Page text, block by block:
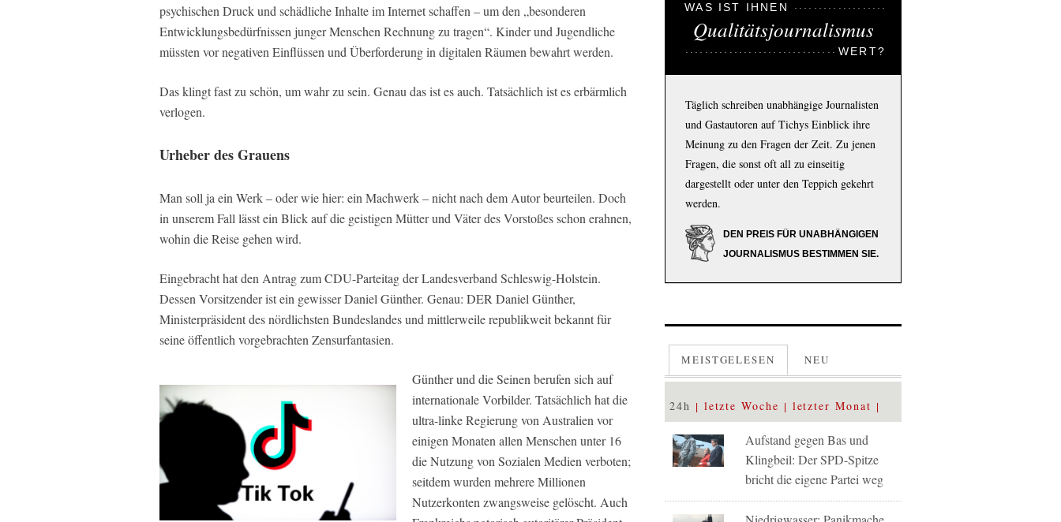
psychischen Druck und schädliche Inhalte im Internet schaffen – um den „besonderen
Entwicklungsbedürfnissen junger Menschen Rechnung zu tragen“. Kinder und Jugendliche
müssten vor negativen Einflüssen und Überforderung in digitalen Räumen bewahrt werden.
Das klingt fast zu schön, um wahr zu sein. Genau das ist es auch. Tatsächlich ist es erbärmlich
verlogen.
Urheber des Grauens
Man soll ja ein Werk – oder wie hier: ein Machwerk – nicht nach dem Autor beurteilen. Doch
in unserem Fall lässt ein Blick auf die geistigen Mütter und Väter des Vorstoßes schon erahnen,
wohin die Reise gehen wird.
Eingebracht hat den Antrag zum CDU-Parteitag der Landesverband Schleswig-Holstein.
Dessen Vorsitzender ist ein gewisser Daniel Günther. Genau: DER Daniel Günther,
Ministerpräsident des nördlichsten Bundeslandes und mittlerweile republikweit bekannt für
seine öffentlich vorgebrachten Zensurfantasien.
Günther und die Seinen berufen sich auf
internationale Vorbilder. Tatsächlich hat die
ultra-linke Regierung von Australien vor
einigen Monaten allen Menschen unter 16
die Nutzung von Sozialen Medien verboten;
seitdem wurden mehrere Millionen
Nutzerkonten zwangsweise gelöscht. Auch
WAS IST IHNEN
Qualitätsjournalismus
WERT?
Täglich schreiben unabhängige Journalisten
und Gastautoren auf Tichys Einblick ihre
Meinung zu den Fragen der Zeit. Zu jenen
Fragen, die sonst oft all zu einseitig
dargestellt oder unter den Teppich gekehrt
werden.
DEN PREIS FÜR UNABHÄNGIGEN
JOURNALISMUS BESTIMMEN SIE.
MEISTGELESEN NEU
24h letzte Woche letzter Monat
Aufstand gegen Bas und
Klingbeil: Der SPD-Spitze
bricht die eigene Partei weg